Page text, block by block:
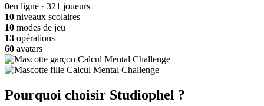
0en ligne · 321 joueurs
10 niveaux scolaires
10 modes de jeu
13 opérations
60 avatars
Pourquoi choisir Studiophel ?